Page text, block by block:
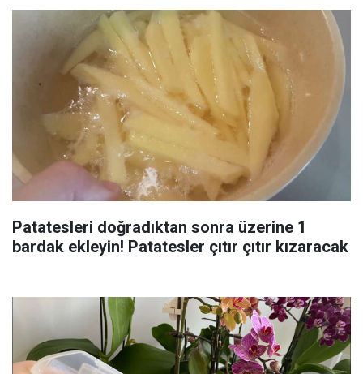
Patatesleri doğradıktan sonra üzerine 1
bardak ekleyin! Patatesler çıtır çıtır kızaracak